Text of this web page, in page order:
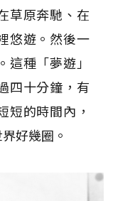
草原奔馳、在
悠遊。然後一
種「夢遊」
四十分鐘，有
短的時間內，
好幾圈。